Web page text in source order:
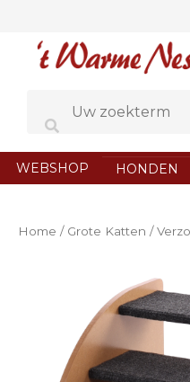
WEBSHOP HONDEN
Home / Grote Katten /